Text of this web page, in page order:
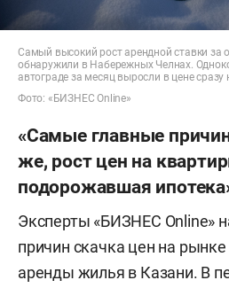
Самый высокий рост арендной ставки за
обнаружили в Набережных Челнах.
автограде за месяц выросли в цене сразу
Фото: «БИЗНЕС Online»
«Самые главные
же, рост цен на
подорожавшая
Эксперты «БИЗНЕС Online»
причин скачка цен на
аренды жилья в Казани. В